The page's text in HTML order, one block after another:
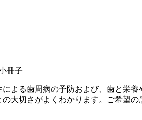
冊子
よる歯周病の予防および、歯と栄
大切さがよくわかります。ご希望の